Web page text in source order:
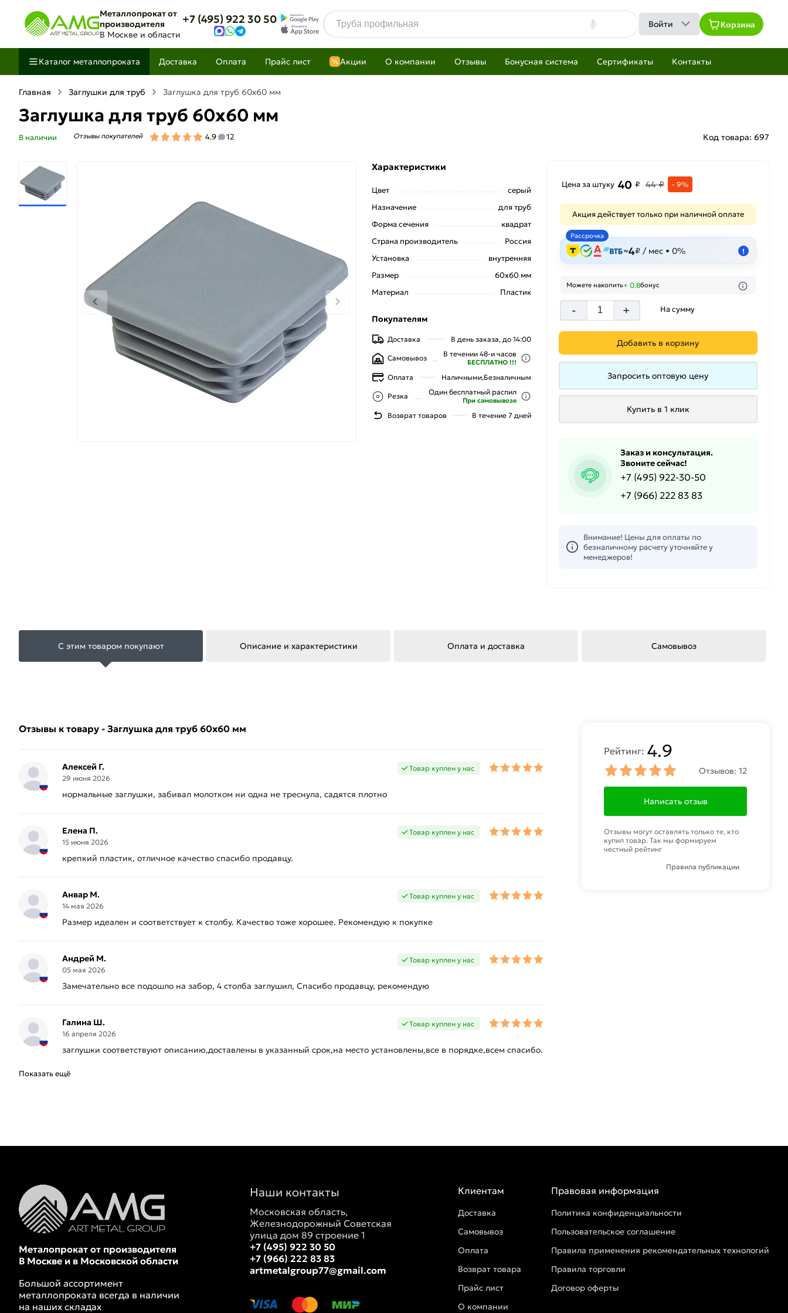
Металлопрокат от
производителя
В Москве и области
+7 (495) 922 30 50 Войти Корзина
Каталог металлопроката Доставка Оплата Прайс лист % Акции О компании Отзывы Бонусная система Сертификаты Контакты
Главная Заглушки для труб Заглушка для труб 60х60 мм
Заглушка для труб 60х60 мм
В наличии Отзывы покупателей 4.9 12 Код товара: 697
Цена за штуку 40 ₽ 44 ₽ - 9%
Акция действует только при наличной оплате
Рассрочка
≈4₽ / мес • 0% !
Можете накопить+ 0.8бонус
- + На сумму
Добавить в корзину
Запросить оптовую цену
Купить в 1 клик
Заказ и консультация.
Звоните сейчас!
+7 (495) 922-30-50
+7 (966) 222 83 83
Внимание! Цены для оплаты по
безналичному расчету уточняйте у
менеджеров!
Характеристики
Цвет
серый
Назначение
для труб
Форма сечения
квадрат
Страна производитель
Россия
Установка
внутренняя
Размер
60х60 мм
Материал
Пластик
Покупателям
Доставка В день заказа, до 14:00
Самовывоз В течении 48-и часов
БЕСПЛАТНО !!!
Оплата Наличными,Безналичным
Резка Один бесплатный распил
При самовывозе
Возврат товаров В течение 7 дней
С этим товаром покупают Описание и характеристики Оплата и доставка Самовывоз
Отзывы к товару - Заглушка для труб 60х60 мм
Алексей Г.
29 июня 2026
Товар куплен у нас
нормальные заглушки, забивал молотком ни одна не треснула, садятся плотно
Елена П.
15 июня 2026
Товар куплен у нас
крепкий пластик, отличное качество спасибо продавцу.
Анвар М.
14 мая 2026
Товар куплен у нас
Размер идеален и соответствует к столбу. Качество тоже хорошее. Рекомендую к покупке
Андрей М.
05 мая 2026
Товар куплен у нас
Замечательно все подошло на забор, 4 столба заглушил, Спасибо продавцу, рекомендую
Галина Ш.
16 апреля 2026
Товар куплен у нас
заглушки соответствуют описанию,доставлены в указанный срок,на место установлены,все в порядке,всем спасибо.
Показать ещё
Рейтинг: 4.9
Отзывов: 12
Написать отзыв
Отзывы могут оставлять только те, кто
купил товар. Так мы формируем
честный рейтинг
Правила публикации
Металопрокат от производителя
В Москве и в Московской области
Большой ассортимент
металлопроката всегда в наличии
на наших складах
Наши контакты
Московская область,
Железнодорожный Советская
улица дом 89 строение 1
+7 (495) 922 30 50
+7 (966) 222 83 83
artmetalgroup77@gmail.com
Клиентам
Доставка
Самовывоз
Оплата
Возврат товара
Прайс лист
О компании
Правовая информация
Политика конфиденциальности
Пользовательское соглашение
Правила применения рекомендательных технологий
Правила торговли
Договор оферты